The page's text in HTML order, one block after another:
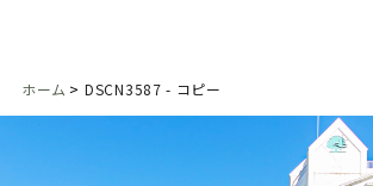
ホーム DSCN3587 - コピー